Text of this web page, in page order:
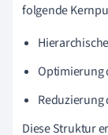
folgende
Optimierung
Diese Struktur